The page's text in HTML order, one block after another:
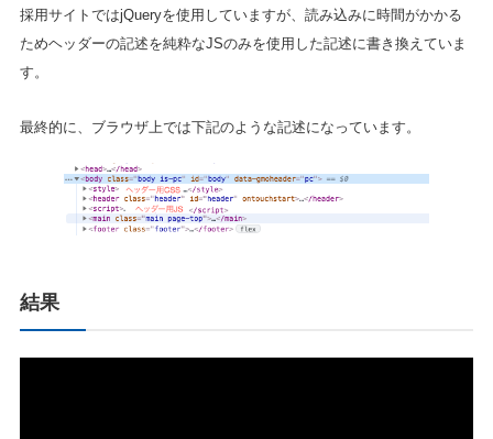
採用サイトではjQueryを使用していますが、読み込みに時間がかかる
ためヘッダーの記述を純粋なJSのみを使用した記述に書き換えていま
す。
最終的に、ブラウザ上では下記のような記述になっています。
結果